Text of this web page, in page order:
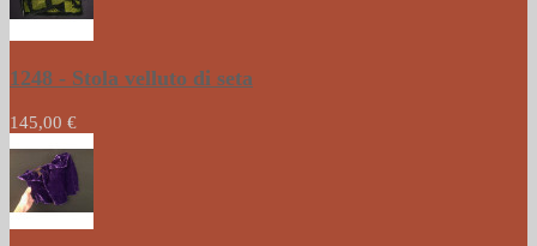
1248 - Stola velluto di seta
145,00 €